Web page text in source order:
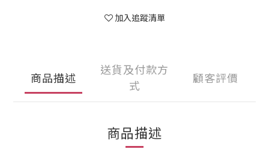
加入追蹤清單
商品描述
送貨及付款方
式
顧客評價
商品描述